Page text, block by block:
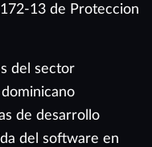
13 de Proteccion
del sector
de desarrollo
del software en